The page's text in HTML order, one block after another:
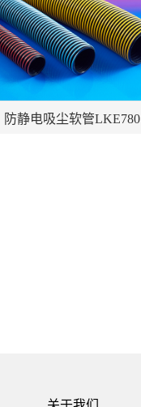
防静电吸尘软管LKE780